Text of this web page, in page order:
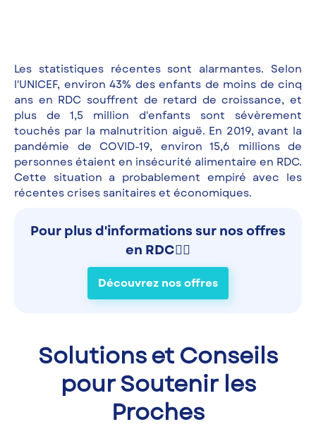
Les statistiques récentes sont alarmantes. Selon
l'UNICEF, environ 43% des enfants de moins de cinq
ans en RDC souffrent de retard de croissance, et
plus de 1,5 million d'enfants sont sévèrement
touchés par la malnutrition aiguë. En 2019, avant la
pandémie de COVID-19, environ 15,6 millions de
personnes étaient en insécurité alimentaire en RDC.
Cette situation a probablement empiré avec les
récentes crises sanitaires et économiques.
Pour plus d'informations sur nos offres
en RDC👉🏾
Découvrez nos offres
Solutions et Conseils
pour Soutenir les
Proches